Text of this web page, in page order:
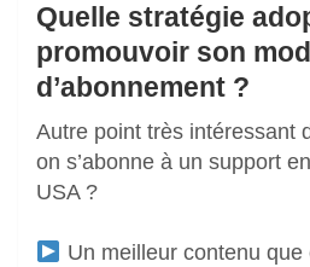
Quelle stratégie
promouvoir son
d’abonnement ?
Autre point très intéressant
on s’abonne à un support
USA ?
Un meilleur contenu